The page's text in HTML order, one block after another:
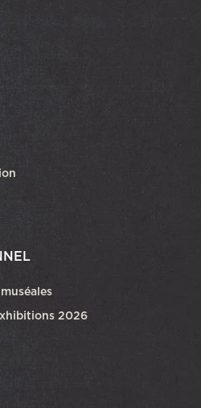
dans une autre fenêtre
2026